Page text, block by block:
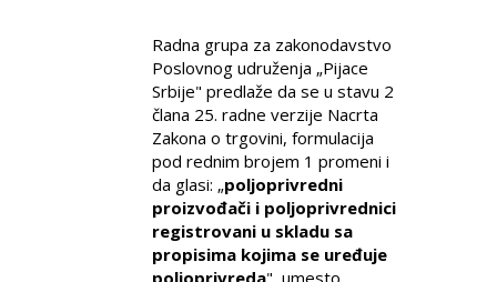
Radna grupa za zakonodavstvo
Poslovnog udruženja „Pijace
Srbije" predlaže da se u stavu 2
člana 25. radne verzije Nacrta
Zakona o trgovini, formulacija
pod rednim brojem 1 promeni i
da glasi: „poljoprivredni
proizvođači i poljoprivrednici
registrovani u skladu sa
propisima kojima se uređuje
poljoprivreda", umesto